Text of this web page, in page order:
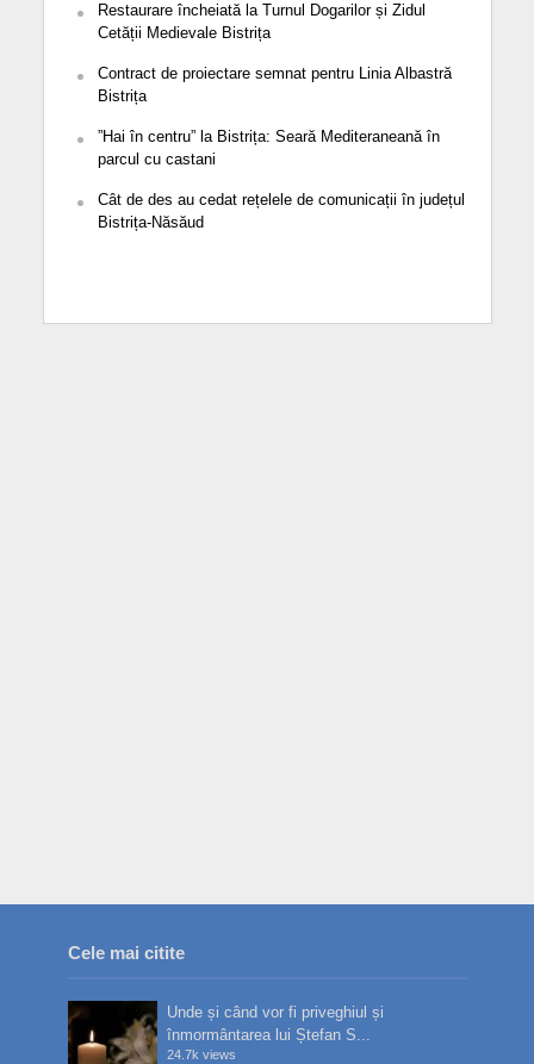
Restaurare încheiată la Turnul Dogarilor și Zidul
Cetății Medievale Bistrița
Contract de proiectare semnat pentru Linia Albastră
Bistrița
”Hai în centru” la Bistrița: Seară Mediteraneană în
parcul cu castani
Cât de des au cedat rețelele de comunicații în județul
Bistrița-Năsăud
Cele mai citite
Unde și când vor fi priveghiul și
înmormântarea lui Ștefan S...
24.7k views